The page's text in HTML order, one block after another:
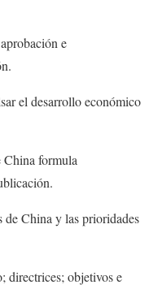
e
el desarrollo económico
China formula
de China y las prioridades
directrices; objetivos e